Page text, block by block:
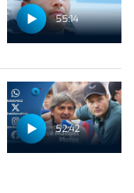
55:14
52:42